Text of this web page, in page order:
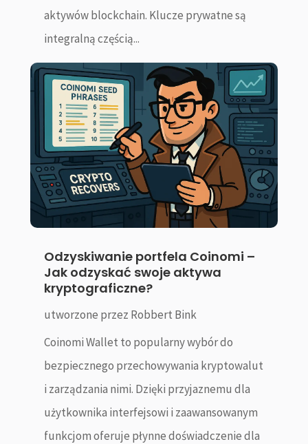
aktywów blockchain. Klucze prywatne są
integralną częścią...
Odzyskiwanie portfela Coinomi –
Jak odzyskać swoje aktywa
kryptograficzne?
utworzone przez Robbert Bink
Coinomi Wallet to popularny wybór do
bezpiecznego przechowywania kryptowalut
i zarządzania nimi. Dzięki przyjaznemu dla
użytkownika interfejsowi i zaawansowanym
funkcjom oferuje płynne doświadczenie dla